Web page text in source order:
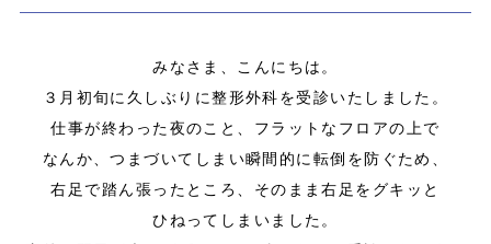
みなさま、こんにちは。
３月初旬に久しぶりに整形外科を受診いたしました。
仕事が終わった夜のこと、フラットなフロアの上で
なんか、つまづいてしまい瞬間的に転倒を防ぐため、
右足で踏ん張ったところ、そのまま右足をグキッと
ひねってしまいました。